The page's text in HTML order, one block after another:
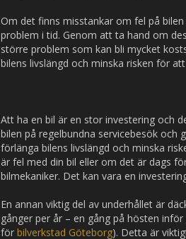
Om det finns misstankar om fel på
problem i tid. Genom att ta hand om
större problem som kan bli mycket
bilens livslängd och minska risken för
Att ha en bil är en stor investering och
bilen på regelbundna servicebesök
förlänga bilens livslängd och minska
är fel med din bil eller om det är dags
bilmekaniker. Det kan vara en
En annan viktig del av underhållet är
gånger per år – en gång på hösten
för bilverkstad Göteborg). Detta är